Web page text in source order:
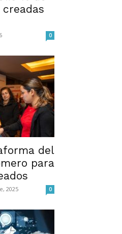
0
del
para
2025 0